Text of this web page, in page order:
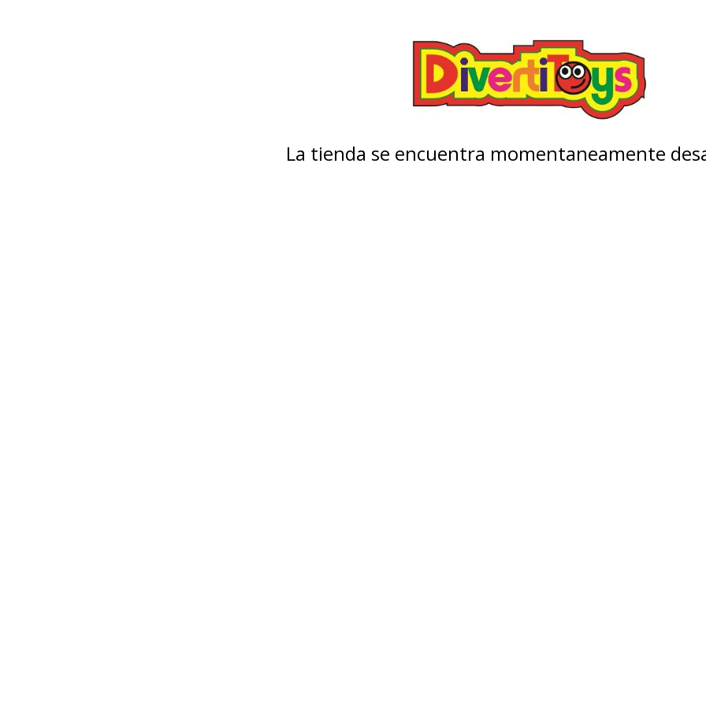
La tienda se encuentra momentaneamente